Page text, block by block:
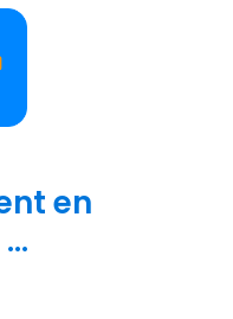
en